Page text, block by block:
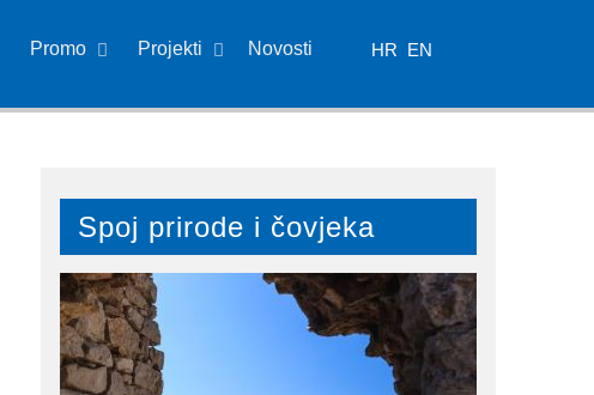
Promo Projekti Novosti HR EN
Spoj prirode i čovjeka